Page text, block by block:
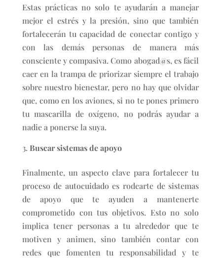
Estas prácticas no solo te ayudarán a manejar
mejor el estrés y la presión, sino que también
fortalecerán tu capacidad de conectar contigo y
con las demás personas de manera más
consciente y compasiva. Como abogad@s, es fácil
caer en la trampa de priorizar siempre el trabajo
sobre nuestro bienestar, pero no hay que olvidar
que, como en los aviones, si no te pones primero
tu mascarilla de oxígeno, no podrás ayudar a
nadie a ponerse la suya.
Buscar sistemas de apoyo
Finalmente, un aspecto clave para fortalecer tu
proceso de autocuidado es rodearte de sistemas
de apoyo que te ayuden a mantenerte
comprometido con tus objetivos. Esto no solo
implica tener personas a tu alrededor que te
motiven y animen, sino también contar con
redes que fomenten tu responsabilidad y te